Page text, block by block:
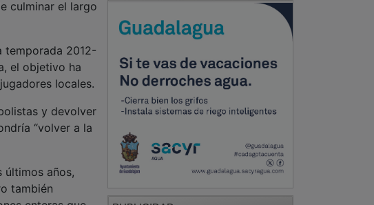
culminar el largo
temporada 2012-
el objetivo ha
locales.
y devolver
“volver a la
años,
también